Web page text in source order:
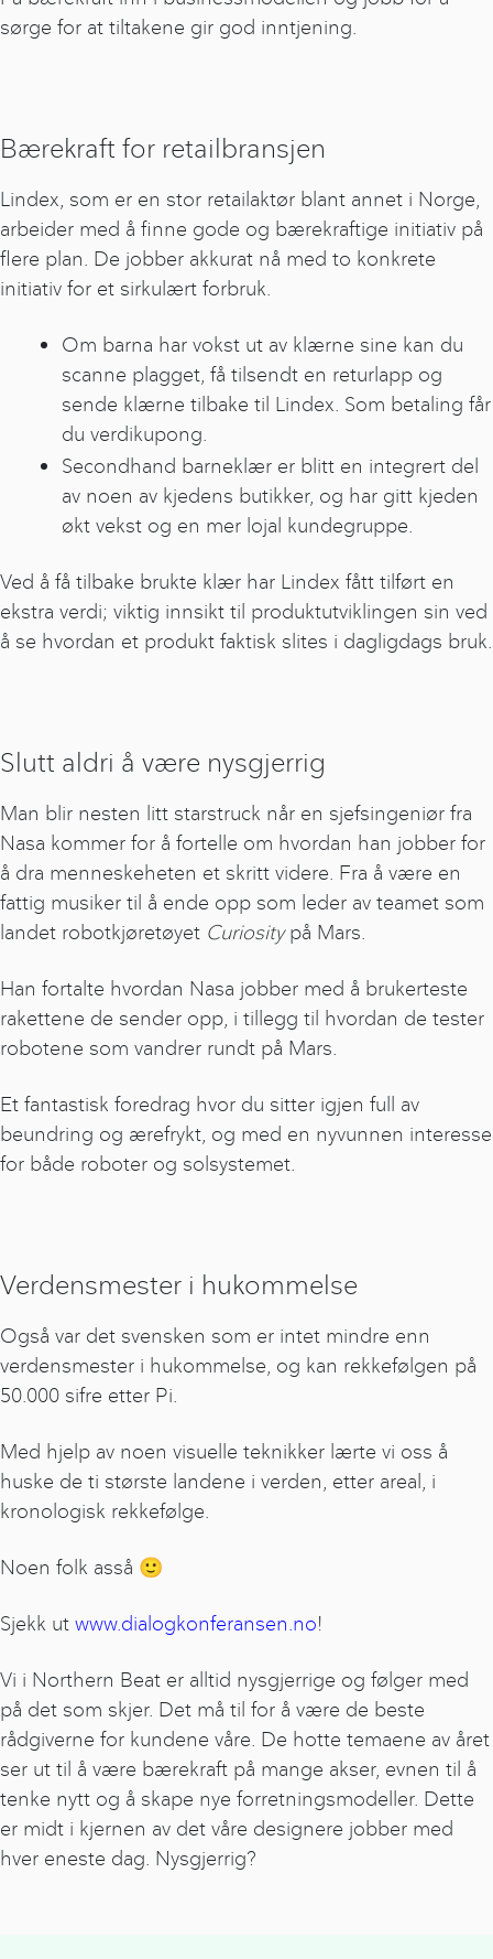
sørge for at tiltakene gir god inntjening.
Bærekraft for retailbransjen
Lindex, som er en stor retailaktør blant annet i Norge,
arbeider med å finne gode og bærekraftige initiativ på
flere plan. De jobber akkurat nå med to konkrete
initiativ for et sirkulært forbruk.
Om barna har vokst ut av klærne sine kan du
scanne plagget, få tilsendt en returlapp og
sende klærne tilbake til Lindex. Som betaling får
du verdikupong.
Secondhand barneklær er blitt en integrert del
av noen av kjedens butikker, og har gitt kjeden
økt vekst og en mer lojal kundegruppe.
Ved å få tilbake brukte klær har Lindex fått tilført en
ekstra verdi; viktig innsikt til produktutviklingen sin ved
å se hvordan et produkt faktisk slites i dagligdags bruk.
Slutt aldri å være nysgjerrig
Man blir nesten litt starstruck når en sjefsingeniør fra
Nasa kommer for å fortelle om hvordan han jobber for
å dra menneskeheten et skritt videre. Fra å være en
fattig musiker til å ende opp som leder av teamet som
landet robotkjøretøyet Curiositypå Mars.
Han fortalte hvordan Nasa jobber med å brukerteste
rakettene de sender opp, i tillegg til hvordan de tester
robotene som vandrer rundt på Mars.
Et fantastisk foredrag hvor du sitter igjen full av
beundring og ærefrykt, og med en nyvunnen interesse
for både roboter og solsystemet.
Verdensmester i hukommelse
Også var det svensken som er intet mindre enn
verdensmester i hukommelse, og kan rekkefølgen på
50.000 sifre etter Pi.
Med hjelp av noen visuelle teknikker lærte vi oss å
huske de ti største landene i verden, etter areal, i
kronologisk rekkefølge.
Noen folk asså 🙂
Sjekk ut www.dialogkonferansen.no!
Vi i Northern Beat er alltid nysgjerrige og følger med
på det som skjer. Det må til for å være de beste
rådgiverne for kundene våre. De hotte temaene av året
ser ut til å være bærekraft på mange akser, evnen til å
tenke nytt og å skape nye forretningsmodeller. Dette
er midt i kjernen av det våre designere jobber med
hver eneste dag. Nysgjerrig?